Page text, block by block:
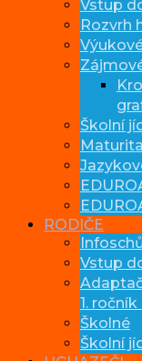
Vstup
Rozvrh
Školní
RODIČE
Vstup
1.
Školné
Školní